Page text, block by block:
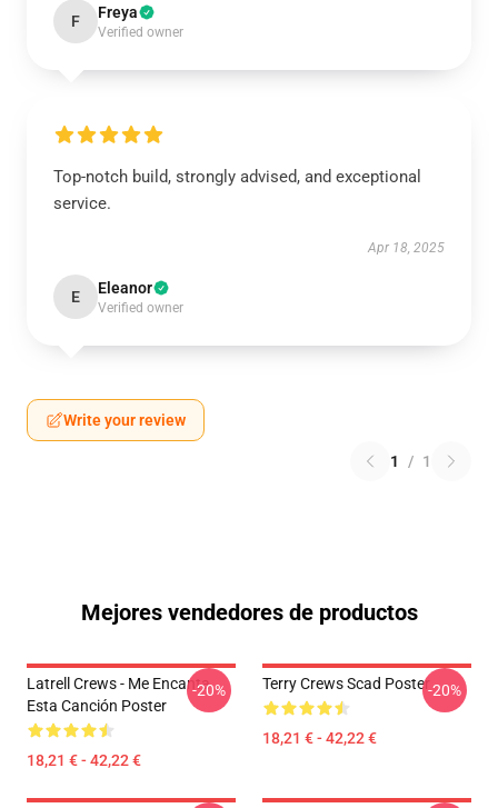
F Freya
Verified owner
Top-notch build, strongly advised, and exceptional
service.
Apr 18, 2025
E Eleanor
Verified owner
Write your review
1 / 1
Mejores vendedores de productos
Latrell Crews - Me Encanta
Esta Canción Poster
18,21 € - 42,22 €
-20% Terry Crews Scad Poster
18,21 € - 42,22 €
-20%